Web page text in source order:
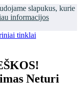
slapukus, kurie
informacijos
Neturi